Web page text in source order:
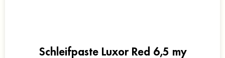
Schleifpaste Luxor Red 6,5 my